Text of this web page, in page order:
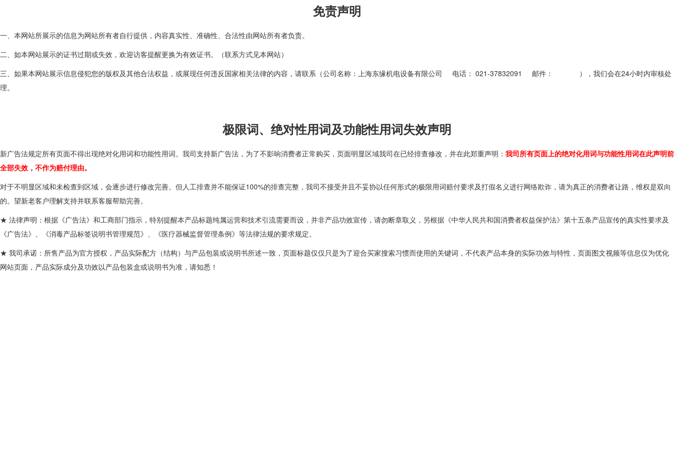
免责声明
一、本网站所展示的信息为网站所有者自行提供，内容真实性、准确性、合法性由网站所有者负责。
二、如本网站展示的证书过期或失效，欢迎访客提醒更换为有效证书。（联系方式见本网站）
三、如果本网站展示信息侵犯您的版权及其他合法权益，或展现任何违反国家相关法律的内容，请联系（公司名称：上海东缘机电设备有限公司 电话： 021-37832091
邮件： ），我们会在24小时内审核处
理。
极限词、绝对性用词及功能性用词失效声明
新广告法规定所有页面不得出现绝对化用词和功能性用词。我司支持新广告法，为了不影响消费者正常购买，页面明显区域我司在已经排查修改，并在此郑重声明： 我司所有页面上的绝对化用词与功能性用词在此声明前
全部失效，不作为赔付理由。
对于不明显区域和未检查到区域，会逐步进行修改完善。但人工排查并不能保证100%的排查完整，我司不接受并且不妥协以任何形式的极限用词赔付要求及打假名义进行网络欺诈，请为真正的消费者让路，维权是双向
的。望新老客户理解支持并联系客服帮助完善。
★ 法律声明：根据《广告法》和工商部门指示，特别提醒本产品标题纯属运营和技术引流需要而设，并非产品功效宣传，请勿断章取义，另根据《中华人民共和国消费者权益保护法》第十五条产品宣传的真实性要求及
《广告法》、《消毒产品标签说明书管理规范》、《医疗器械监督管理条例》等法律法规的要求规定。
★ 我司承诺：所售产品为官方授权，产品实际配方（结构）与产品包装或说明书所述一致，页面标题仅仅只是为了迎合买家搜索习惯而使用的关键词，不代表产品本身的实际功效与特性，页面图文视频等信息仅为优化
网站页面，产品实际成分及功效以产品包装盒或说明书为准，请知悉！